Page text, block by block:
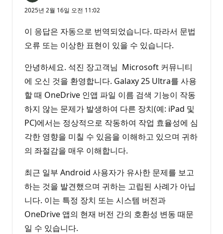
2025년 2월 16일 오전 11:02
이 응답은 자동으로 번역되었습니다. 따라서 문법
오류 또는 이상한 표현이 있을 수 있습니다.
안녕하세요. 석진 장고객님 Microsoft 커뮤니티
에 오신 것을 환영합니다. Galaxy 25 Ultra를 사용
할 때 OneDrive 인앱 파일 이름 검색 기능이 작동
하지 않는 문제가 발생하여 다른 장치(예: iPad 및
PC)에서는 정상적으로 작동하여 작업 효율성에 심
각한 영향을 미칠 수 있음을 이해하고 있으며 귀하
의 좌절감을 매우 이해합니다.
최근 일부 Android 사용자가 유사한 문제를 보고
하는 것을 발견했으며 귀하는 고립된 사례가 아닙
니다. 이는 특정 장치 또는 시스템 버전과
OneDrive 앱의 현재 버전 간의 호환성 변동 때문
일 수 있습니다.